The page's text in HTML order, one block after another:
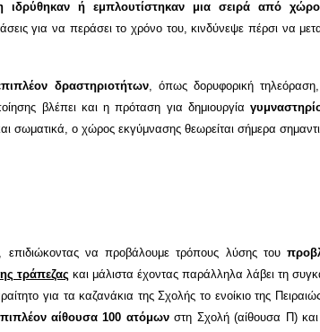
ιδρύθηκαν ή εμπλουτίστηκαν μια σειρά από
για να περάσει το χρόνο του, κινδύνεψε πέρσι να
δραστηριοτήτων, όπως δορυφορική τηλεόραση,
βλέπει και η πρόταση για δημιουργία
σωματικά, ο χώρος εκγύμνασης θεωρείται σήμερα
, επιδιώκοντας να προβάλουμε τρόπους λύσης του
τράπεζας και μάλιστα έχοντας παράλληλα λάβει τη
για τα καζανάκια της Σχολής το ενοίκιο της
αίθουσα 100 ατόμωνστη Σχολή (αίθουσα Π) και